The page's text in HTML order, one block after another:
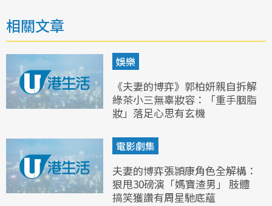
相關文章
娛樂
《夫妻的博弈》郭柏妍親自拆解
綠茶小三無辜妝容：「重手胭脂
妝」落足心思有玄機
電影劇集
夫妻的博弈張頴康角色全解構：
狠甩30磅演「媽寶渣男」 肢體
搞笑獲讚有周星馳底蘊